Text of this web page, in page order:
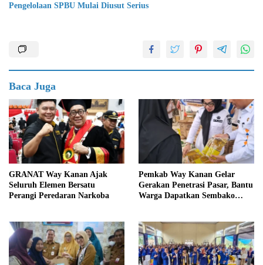
Pengelolaan SPBU Mulai Diusut Serius
Baca Juga
GRANAT Way Kanan Ajak
Seluruh Elemen Bersatu
Perangi Peredaran Narkoba
Pemkab Way Kanan Gelar
Gerakan Penetrasi Pasar, Bantu
Warga Dapatkan Sembako